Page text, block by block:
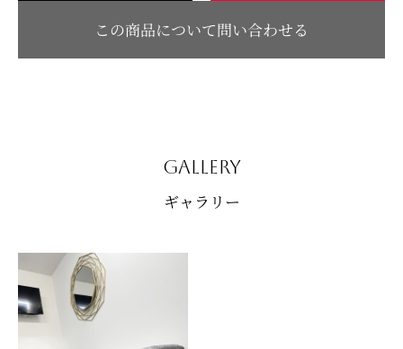
この商品について問い合わせる
GALLERY
ギャラリー